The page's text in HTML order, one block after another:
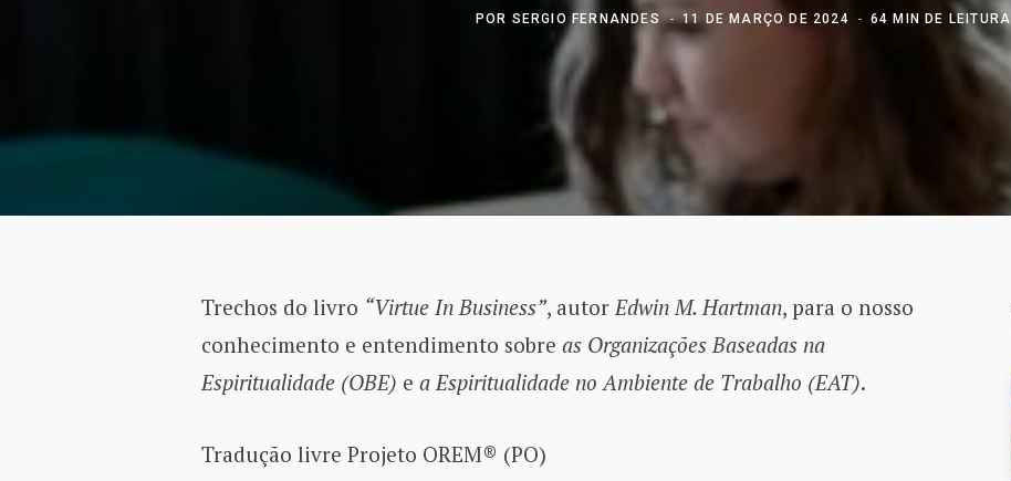
POR SERGIO FERNANDES 11 DE MARÇO DE 2024 64 MIN DE LEITURA
Trechos do livro “Virtue In Business”, autor Edwin M. Hartman, para o nosso
conhecimento e entendimento sobre as Organizações Baseadas na
Espiritualidade (OBE) e a Espiritualidade no Ambiente de Trabalho (EAT).
Tradução livre Projeto OREM® (PO)